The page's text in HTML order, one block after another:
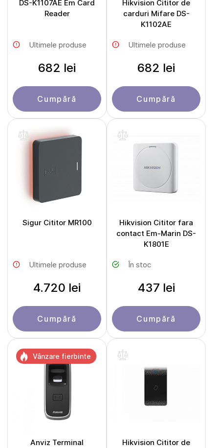
DS-K1107AE Em Card
Reader
Ultimele produse
682 lei
Cumpără
Hikvision Cititor de
carduri Mifare DS-
K1102AE
Ultimele produse
682 lei
Cumpără
Sigur Cititor MR100
Ultimele produse
4.720 lei
Cumpără
Hikvision Cititor fara
contact Em-Marin DS-
K1801E
În stoc
437 lei
Cumpără
Anviz Terminal
Vânzare fierbinte
Hikvision Cititor de